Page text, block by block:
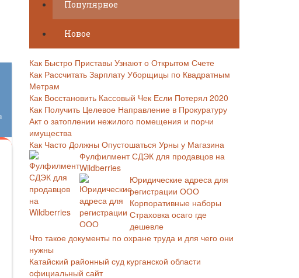
Популярное
Новое
Как Быстро Приставы Узнают о Открытом Счете
Как Рассчитать Зарплату Уборщицы по Квадратным
Метрам
Как Восстановить Кассовый Чек Если Потерял 2020
Как Получить Целевое Направление в Прокуратуру
Акт о затоплении нежилого помещения и порчи
имущества
Как Часто Должны Опустошаться Урны у Магазина
Фулфилмент СДЭК для продавцов на
Wildberries
Юридические адреса для
регистрации ООО
Корпоративные наборы
Страховка осаго где
дешевле
Что такое документы по охране труда и для чего они
нужны
Катайский районный суд курганской области
официальный сайт